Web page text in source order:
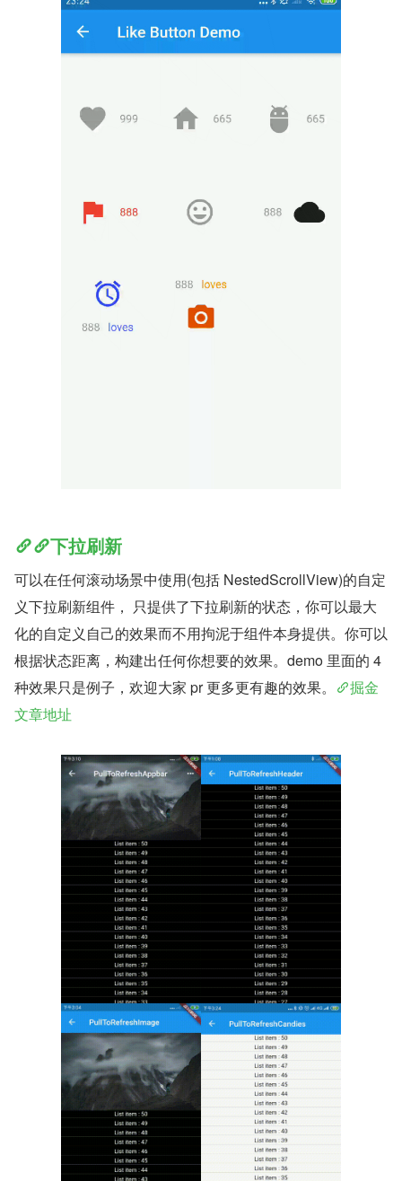
下拉刷新
可以在任何滚动场景中使用(包括 NestedScrollView)的自定
义下拉刷新组件， 只提供了下拉刷新的状态，你可以最大
化的自定义自己的效果而不用拘泥于组件本身提供。你可以
根据状态距离，构建出任何你想要的效果。demo 里面的 4
种效果只是例子，欢迎大家 pr 更多更有趣的效果。
掘金
文章地址